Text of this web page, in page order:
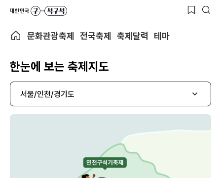
문화관광축제 전국축제 축제달력 테마
한눈에 보는 축제지도
서울/인천/경기도